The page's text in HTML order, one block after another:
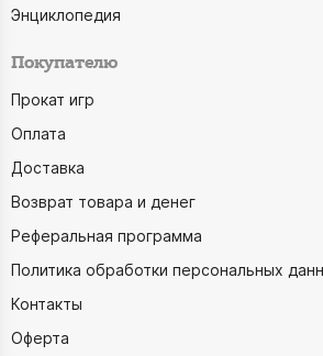
Энциклопедия
Покупателю
Прокат игр
Оплата
Доставка
Возврат товара и денег
Реферальная программа
Политика обработки персональных
Контакты
Оферта